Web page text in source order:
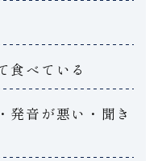
食べている
発音が悪い・聞き